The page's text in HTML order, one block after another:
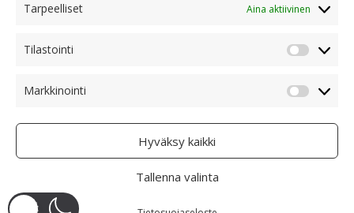
Tarpeelliset Aina aktiivinen
Tilastointi
Markkinointi
Hyväksy kaikki
Tallenna valinta
COPYRIGHT © 2005 - 2023 RAMI RANTA